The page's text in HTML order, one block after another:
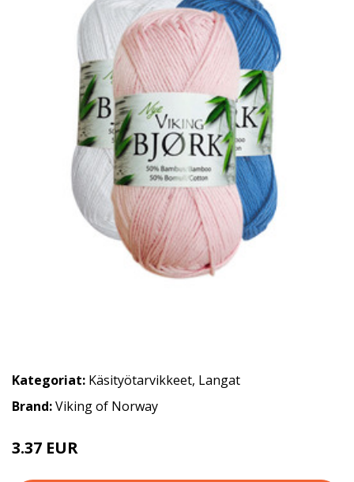
Kategoriat: Käsityötarvikkeet, Langat
Brand:Viking of Norway
3.37 EUR